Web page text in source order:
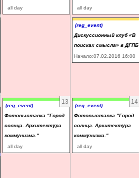
all day
all day
(reg_event)
Дискуссионный клуб «В
поисках смысла» в ДГПБ
Начало:07.02.2016 16:00
13
(reg_event)
Фотовыставка "Город
солнца. Архитектура
коммунизма."
all day
14
(reg_event)
Фотовыставка "Город
солнца. Архитектура
коммунизма."
all day